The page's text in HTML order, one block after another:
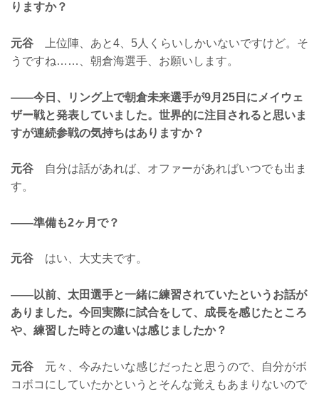
りますか？
元谷 上位陣、あと4、5人くらいしかいないですけど。そ
うですね……、朝倉海選手、お願いします。
——今日、リング上で朝倉未来選手が9月25日にメイウェ
ザー戦と発表していました。世界的に注目されると思いま
すが連続参戦の気持ちはありますか？
元谷 自分は話があれば、オファーがあればいつでも出ま
す。
——準備も2ヶ月で？
元谷 はい、大丈夫です。
——以前、太田選手と一緒に練習されていたというお話が
ありました。今回実際に試合をして、成長を感じたところ
や、練習した時との違いは感じましたか？
元谷 元々、今みたいな感じだったと思うので、自分がボ
コボコにしていたかというとそんな覚えもあまりないので